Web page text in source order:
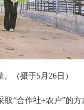
（摄于5月26日）
“合作社+农户”的